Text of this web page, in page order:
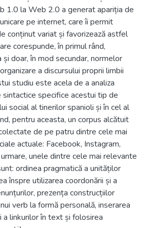
1.0 la Web 2.0 a generat apariția de
pe internet, care îi permit
conținut variat și favorizează astfel
corespunde, în primul rând,
doar, în mod secundar, normelor
a discursului proprii limbii
studiu este acela de a analiza
specifice acestui tip de
social al tinerilor spanioli și în cel al
pentru aceasta, un corpus alcătuit
de pe patru dintre cele mai
actuale: Facebook, Instagram,
unele dintre cele mai relevante
ordinea pragmatică a unităților
înspre utilizarea coordonării și a
prezența construcțiilor
verb la formă personală, inserarea
linkurilor în text și folosirea